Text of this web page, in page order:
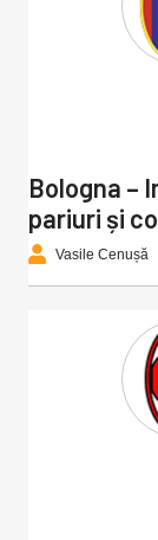
Bologna –
pariuri și
Vasile Cenușă